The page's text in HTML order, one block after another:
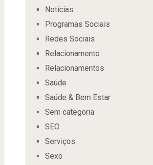
Notícias
Programas Sociais
Redes Sociais
Relacionamento
Relacionamentos
Saúde
Saúde & Bem Estar
Sem categoria
SEO
Serviços
Sexo